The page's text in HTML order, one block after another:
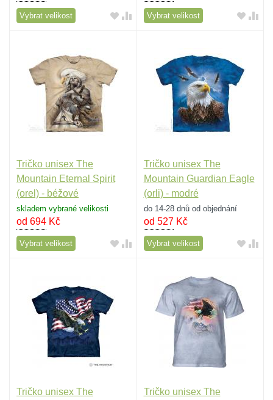
Vybrat velikost Vybrat velikost
Tričko unisex The
Mountain Eternal Spirit
(orel) - béžové
skladem vybrané velikosti
od 694 Kč
Vybrat velikost
Tričko unisex The
Mountain Guardian Eagle
(orli) - modré
do 14-28 dnů od objednání
od 527Kč
Vybrat velikost
Tričko unisex The
Tričko unisex The